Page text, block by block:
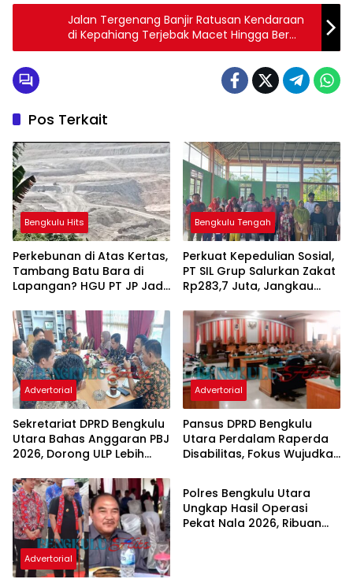
Jalan Tergenang Banjir Ratusan Kendaraan
di Kepahiang Terjebak Macet Hingga Ber
Jam-Jam
Pos Terkait
Bengkulu Hits
Perkebunan di Atas Kertas,
Tambang Batu Bara di
Lapangan? HGU PT JP Jadi
Bengkulu Tengah
Perkuat Kepedulian Sosial,
PT SIL Grup Salurkan Zakat
Rp283,7 Juta, Jangkau
Penyangga
Advertorial
Sekretariat DPRD Bengkulu
Utara Bahas Anggaran PBJ
2026, Dorong ULP Lebih
Advertorial
Pansus DPRD Bengkulu
Utara Perdalam Raperda
Disabilitas, Fokus Wujudkan
Advertorial
Bengkulu Utara
Polres Bengkulu Utara
Ungkap Hasil Operasi
Pekat Nala 2026, Ribuan